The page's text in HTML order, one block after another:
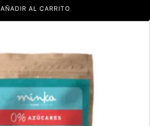
AÑADIR AL CARRITO